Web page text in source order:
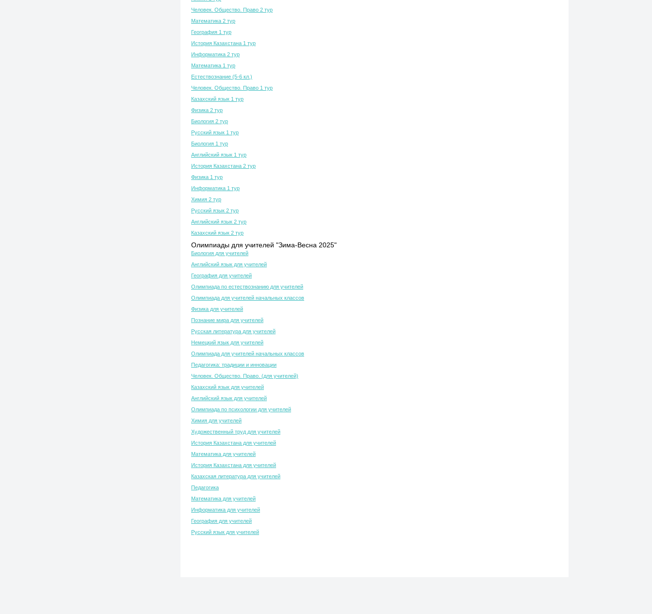
Человек. Общество. Право 2 тур
Математика 2 тур
География 1 тур
История Казахстана 1 тур
Информатика 2 тур
Математика 1 тур
Естествознание (5-6 кл.)
Человек. Общество. Право 1 тур
Казахский язык 1 тур
Физика 2 тур
Биология 2 тур
Русский язык 1 тур
Биология 1 тур
Английский язык 1 тур
История Казахстана 2 тур
Физика 1 тур
Информатика 1 тур
Химия 2 тур
Русский язык 2 тур
Английский язык 2 тур
Казахский язык 2 тур
Олимпиады для учителей "Зима-Весна 2025"
Биология для учителей
Английский язык для учителей
География для учителей
Олимпиада по естествознанию для учителей
Олимпиада для учителей начальных классов
Физика для учителей
Познание мира для учителей
Русская литература для учителей
Немецкий язык для учителей
Олимпиада для учителей начальных классов
Педагогика: традиции и инновации
Человек. Общество. Право. (для учителей)
Казахский язык для учителей
Английский язык для учителей
Олимпиада по психологии для учителей
Химия для учителей
Художественный труд для учителей
История Казахстана для учителей
Математика для учителей
История Казахстана для учителей
Казахская литература для учителей
Педагогика
Математика для учителей
Информатика для учителей
География для учителей
Русский язык для учителей